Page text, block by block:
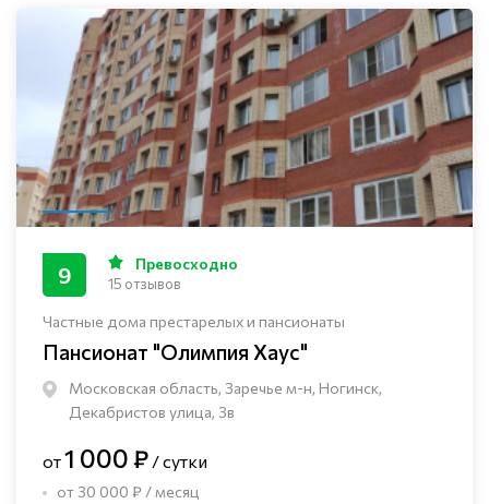
Частные дома престарелых и пансионаты
Пансионат "Олимпия Хаус"
Московская область, Заречье м-н, Ногинск, ​
Декабристов улица, 3в
9 Превосходно
15 отзывов
от1 000 ₽ / сутки
от 30 000 ₽ / месяц